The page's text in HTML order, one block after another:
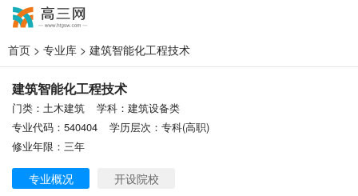
首页 > 专业库 > 建筑智能化工程技术
建筑智能化工程技术
门类：土木建筑
学科：建筑设备类
专业代码：540404
学历层次：专科(高职)
修业年限：三年
专业概况 开设院校